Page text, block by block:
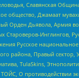
Славянская
общество, Джамаат
Орден Дьявола, Армия
Староверов-Инглингов,
Русское
района, Правый сектор,
TulaSkins,
О противодействии